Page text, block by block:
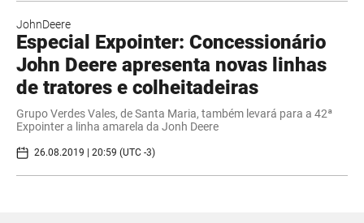
JohnDeere
Especial Expointer: Concessionário
John Deere apresenta novas linhas
de tratores e colheitadeiras
Grupo Verdes Vales, de Santa Maria, também levará para a 42ª
Expointer a linha amarela da Jonh Deere
26.08.2019 | 20:59 (UTC -3)